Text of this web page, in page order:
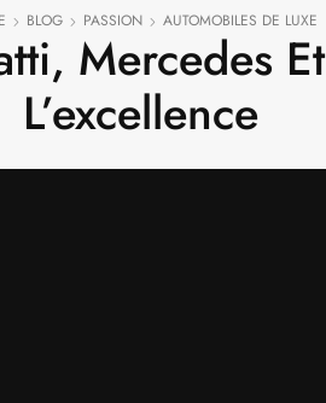
BLOG PASSION AUTOMOBILES DE LUXE
Mercedes
L’excellence